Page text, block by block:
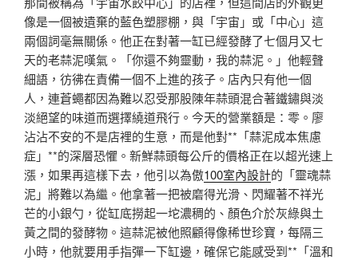
像是一個被遺棄的藍色塑膠棚，與「宇宙」或「中心」這
兩個詞毫無關係。他正在對著一缸已經發酵了七個月又七
天的老蒜泥嘆氣。「你還不夠靈動，我的蒜泥。」他輕聲
細語，彷彿在責備一個不上進的孩子。店內只有他一個
人，連蒼蠅都因為難以忍受那股陳年蒜頭混合著鐵鏽與淡
淡絕望的味道而選擇繞道飛行。今天的營業額是：零。廖
沾沾不安的不是店裡的生意，而是他對**「蒜泥成本焦慮
症」**的深層恐懼。新鮮蒜頭每公斤的價格正在以超光速上
漲，如果再這樣下去，他引以為傲100室內設計的「靈魂蒜
泥」將難以為繼。他拿著一把被磨得光滑、閃耀著不祥光
芒的小銀勺，從缸底撈起一坨濃稠的、顏色介於灰綠與土
黃之間的發酵物。這蒜泥被他照顧得像稀世珍寶，每隔三
小時，他就要用手指彈一下缸邊，確保它能感受到**「溫和